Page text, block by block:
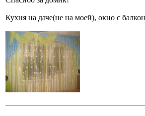
Кухня на даче(не на моей), окно с